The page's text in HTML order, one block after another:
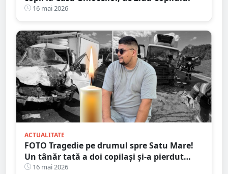
16 mai 2026
ACTUALITATE
FOTO Tragedie pe drumul spre Satu Mare!
Un tânăr tată a doi copilași și-a pierdut
viața într-un accident cumplit
16 mai 2026